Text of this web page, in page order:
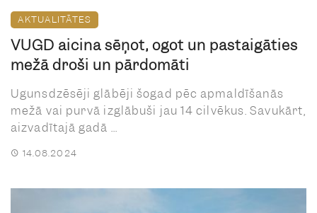
AKTUALITĀTES
VUGD aicina sēņot, ogot un pastaigāties
mežā droši un pārdomāti
Ugunsdzēsēji glābēji šogad pēc apmaldīšanās
mežā vai purvā izglābuši jau 14 cilvēkus. Savukārt,
aizvadītajā gadā ...
14.08.2024